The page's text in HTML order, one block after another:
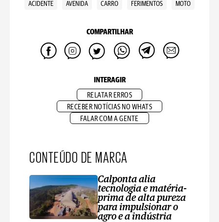
ACIDENTE AVENIDA CARRO FERIMENTOS MOTO
COMPARTILHAR
INTERAGIR
RELATAR ERROS
RECEBER NOTÍCIAS NO WHATS
FALAR COM A GENTE
CONTEÚDO DE MARCA
Calponta alia
tecnologia e matéria-
prima de alta pureza
para impulsionar o
agro e a indústria